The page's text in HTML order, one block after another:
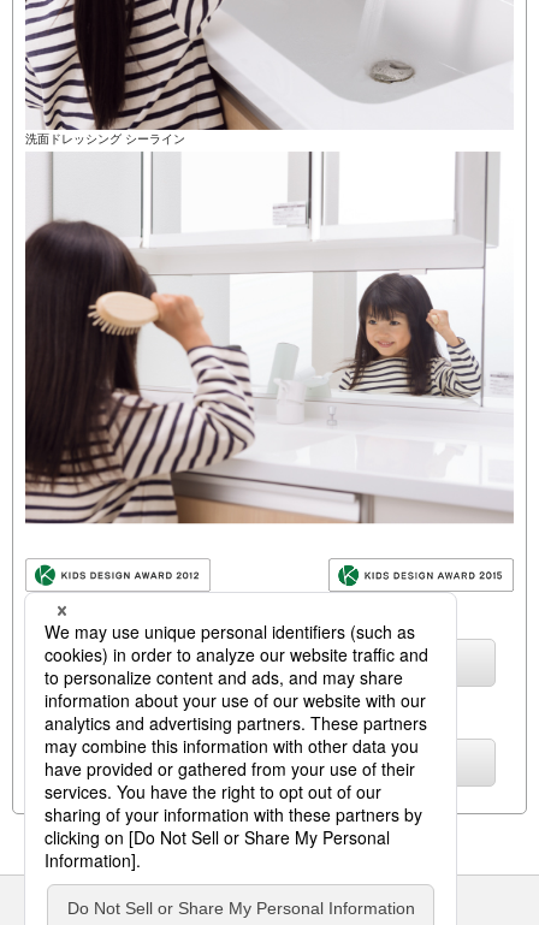
洗面ドレッシング シーライン
パナソニックの洗面化粧台
詳しくはこちら
タッチレス水栓
詳しくはこちら
サイトのご利用にあたって
クッキーポリシー